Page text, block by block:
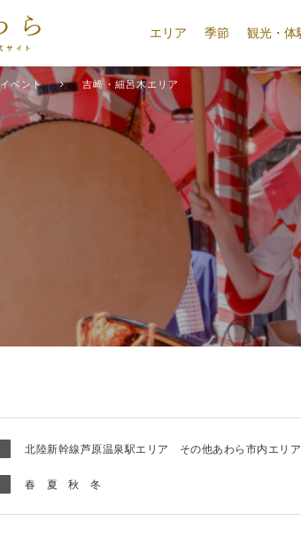
エリア 季節 観光・体
イベント 吉崎・細呂木エリア
北陸新幹線芦原温泉駅エリア その他あわら市内エリア
春 夏 秋 冬